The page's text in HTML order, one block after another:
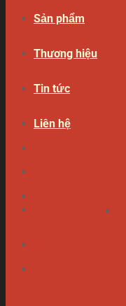
Sản phẩm
Thương hiệu
Tin tức
Liên hệ